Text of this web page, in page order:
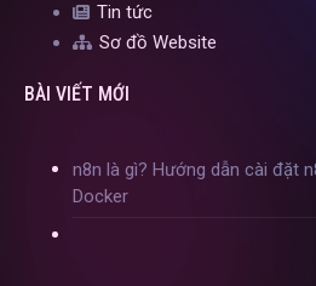
Tin tức
Sơ đồ Website
BÀI VIẾT MỚI
n8n là gì? Hướng dẫn cài đặt
Docker